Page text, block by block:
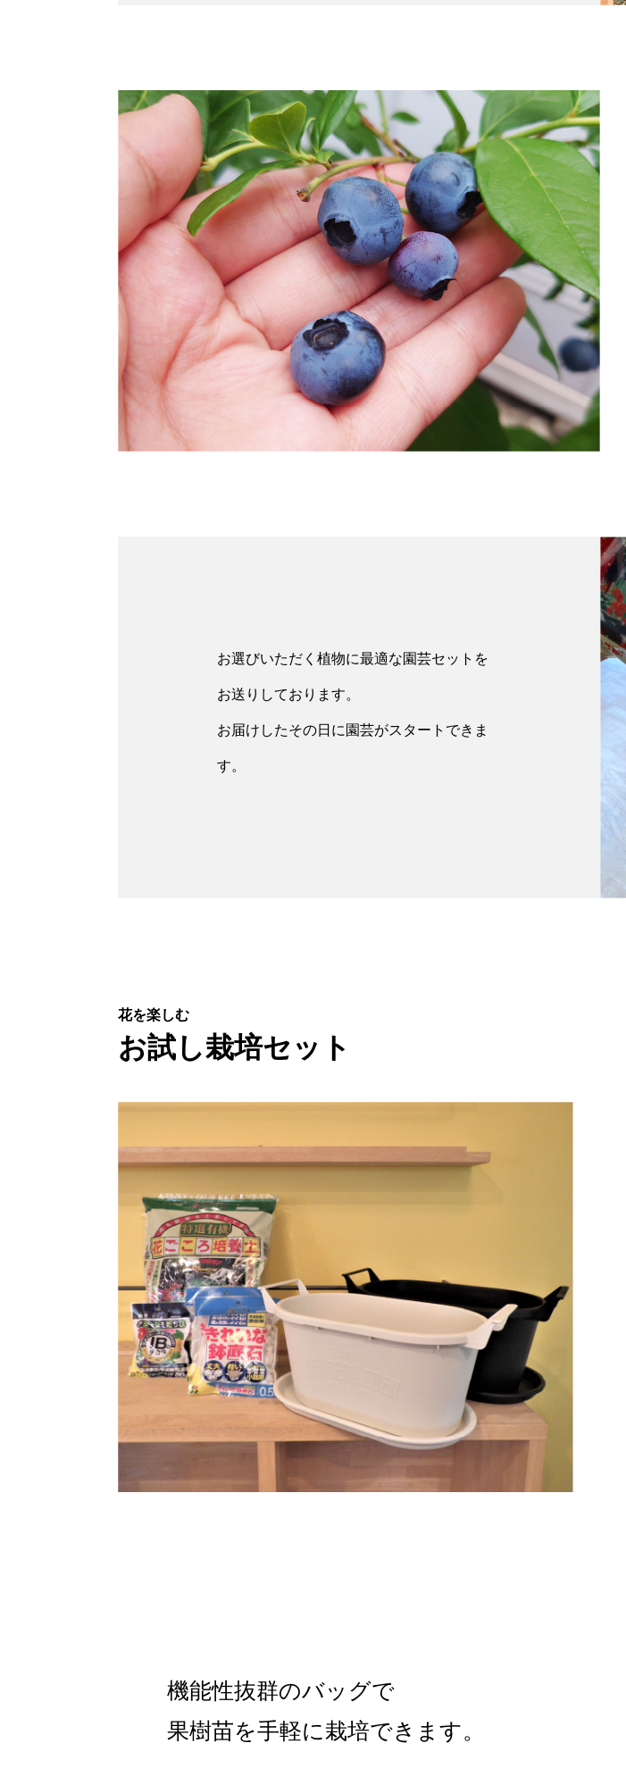
お選びいただく植物に最適な園芸セットを
お送りしております。
お届けしたその日に園芸がスタートできま
す。
花を楽しむ
お試し栽培セット
機能性抜群のバッグで
果樹苗を手軽に栽培できます。